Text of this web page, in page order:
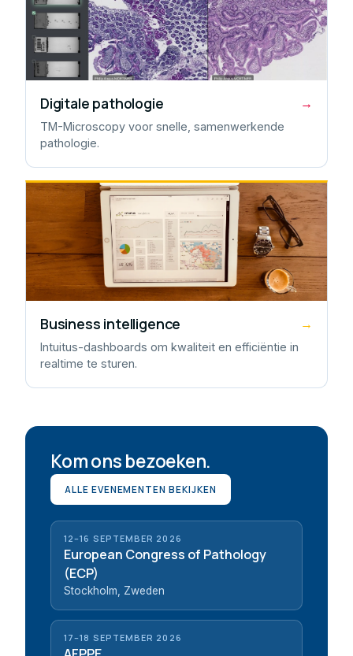
Digitale pathologie →
TM-Microscopy voor snelle, samenwerkende
pathologie.
Business intelligence →
Intuitus-dashboards om kwaliteit en efficiëntie in
realtime te sturen.
Kom ons bezoeken.
ALLE EVENEMENTEN BEKIJKEN
12–16 SEPTEMBER 2026
European Congress of Pathology
(ECP)
Stockholm, Zweden
17–18 SEPTEMBER 2026